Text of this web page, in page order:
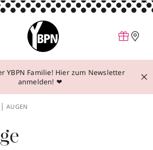
YBPN Familie! Hier zum Newsletter
anmelden! ❤
AUGEN